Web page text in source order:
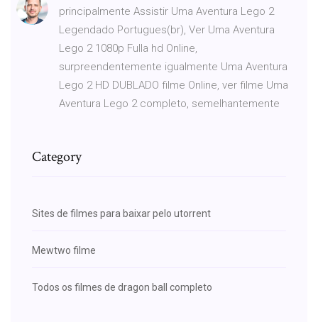
principalmente Assistir Uma Aventura Lego 2
Legendado Portugues(br), Ver Uma Aventura
Lego 2 1080p Fulla hd Online,
surpreendentemente igualmente Uma Aventura
Lego 2 HD DUBLADO filme Online, ver filme Uma
Aventura Lego 2 completo, semelhantemente
Category
Sites de filmes para baixar pelo utorrent
Mewtwo filme
Todos os filmes de dragon ball completo